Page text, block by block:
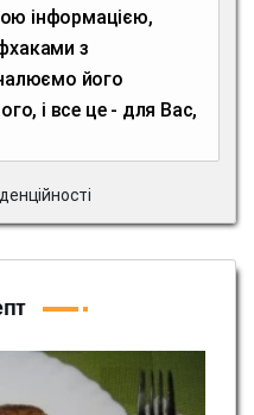
інформацією,
з
його
і все це - для Вас,